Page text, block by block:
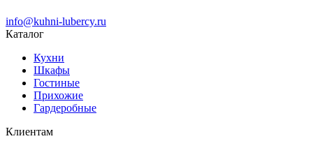
info@kuhni-lubercy.ru
Каталог
Кухни
Шкафы
Гостиные
Прихожие
Гардеробные
Клиентам